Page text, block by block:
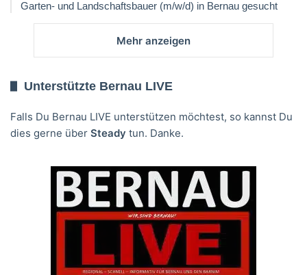
Garten- und Landschaftsbauer (m/w/d) in Bernau gesucht
Mehr anzeigen
Unterstützte Bernau LIVE
Falls Du Bernau LIVE unterstützen möchtest, so kannst Du
dies gerne über Steady tun. Danke.